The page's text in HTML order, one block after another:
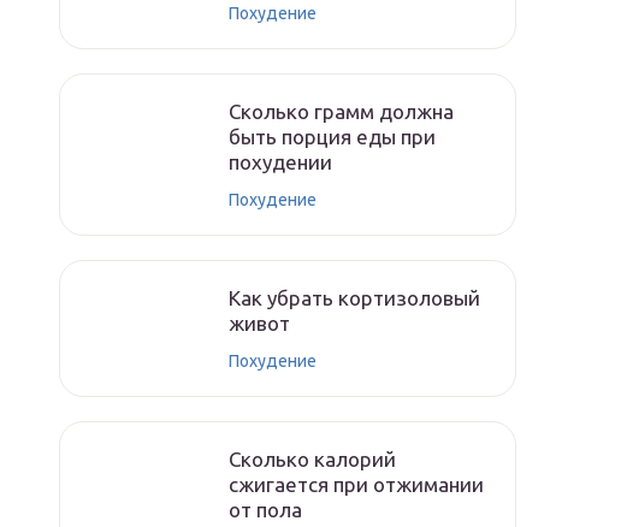
Похудение
Сколько грамм должна
быть порция еды при
похудении
Похудение
Как убрать кортизоловый
живот
Похудение
Сколько калорий
сжигается при отжимании
от пола